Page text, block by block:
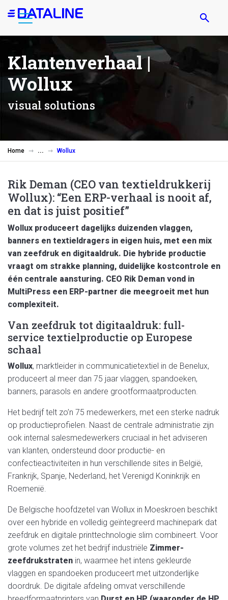
Overslaan
en
inhoud
gaan
Klantenverhaal |
Wollux
visual solutions
Home Wollux
Rik Deman (CEO van textieldrukkerij
Wollux): “Een ERP-verhaal is nooit af,
en dat is juist positief”
Wollux produceert dagelijks duizenden vlaggen,
banners en textieldragers in eigen huis, met een mix
van zeefdruk en digitaaldruk. Die hybride productie
vraagt om strakke planning, duidelijke kostcontrole en
één centrale aansturing. CEO Rik Deman vond in
MultiPress een ERP-partner die meegroeit met hun
complexiteit.
Van zeefdruk tot digitaaldruk: full-
service textielproductie op Europese
schaal
Wollux, marktleider in communicatietextiel in de Benelux,
produceert al meer dan 75 jaar vlaggen, spandoeken,
banners, parasols en andere grootformaatproducten.
Het bedrijf telt zo’n 75 medewerkers, met een sterke nadruk
op productieprofielen. Naast de centrale administratie zijn
ook internal salesmedewerkers cruciaal in het adviseren
van klanten, ondersteund door productie- en
confectieactiviteiten in hun verschillende sites in België,
Frankrijk, Spanje, Nederland, het Verenigd Koninkrijk en
Roemenië.
De Belgische hoofdzetel van Wollux in Moeskroen beschikt
over een hybride en volledig geïntegreerd machinepark dat
zeefdruk en digitale printtechnologie slim combineert. Voor
grote volumes zet het bedrijf industriële Zimmer-
zeefdrukstraten in, waarmee het intens gekleurde
vlaggen en spandoeken produceert met uitzonderlijke
doordruk. De digitale afdeling omvat verschillende